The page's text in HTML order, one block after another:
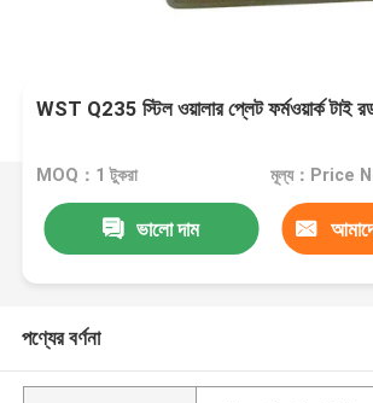
WST Q235 স্টিল ওয়ালার প্লেট ফর্মওয়ার্ক টাই
MOQ：1 টুকরা মূল্য：Price
ভালো দাম
পণ্যের বর্ণনা